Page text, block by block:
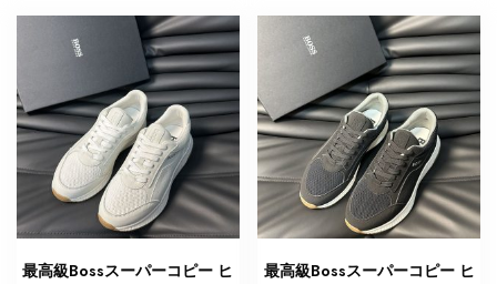
最高級Bossスーパーコピー ヒ
最高級Bossスーパーコピー ヒ